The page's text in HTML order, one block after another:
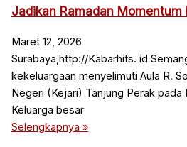
Jadikan Ramadan Momentum
Maret 12, 2026
Surabaya,http://Kabarhits. id
kekeluargaan menyelimuti Aula R.
Negeri (Kejari) Tanjung Perak pada
Keluarga besar
Selengkapnya »